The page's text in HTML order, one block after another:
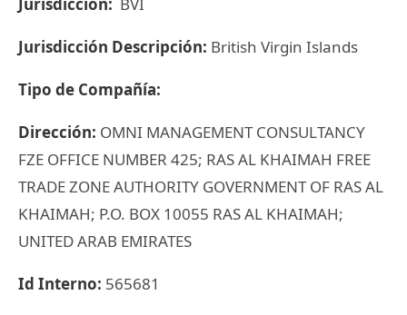
Jurisdicción Descripción: British Virgin Islands
Tipo de Compañía:
Dirección: OMNI MANAGEMENT CONSULTANCY
FZE OFFICE NUMBER 425; RAS AL KHAIMAH FREE
TRADE ZONE AUTHORITY GOVERNMENT OF RAS AL
KHAIMAH; P.O. BOX 10055 RAS AL KHAIMAH;
UNITED ARAB EMIRATES
Id Interno: 565681